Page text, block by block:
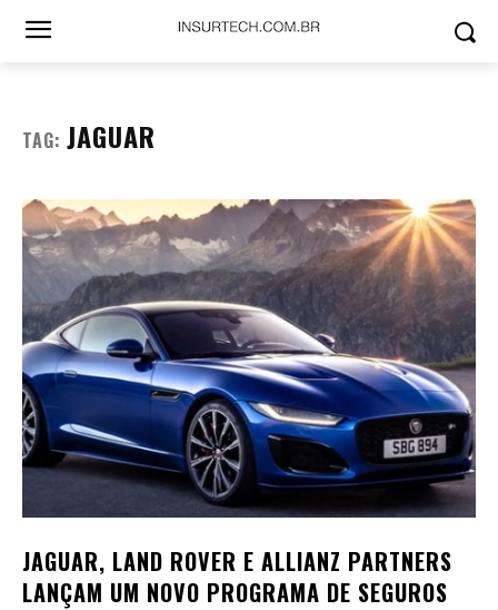
TAG: JAGUAR
JAGUAR, LAND ROVER E ALLIANZ PARTNERS
LANÇAM UM NOVO PROGRAMA DE SEGUROS